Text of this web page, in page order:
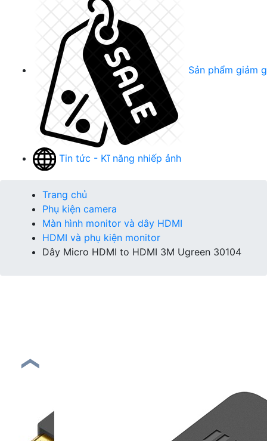
Sản phẩm giảm
Tin tức - Kĩ năng nhiếp ảnh
Trang chủ
Phụ kiện camera
Màn hình monitor và dây HDMI
HDMI và phụ kiện monitor
Dây Micro HDMI to HDMI 3M Ugreen 30104
❮